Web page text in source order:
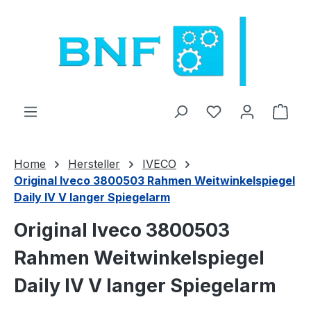
Du hast 0
Home Hersteller
IVECO
Original Iveco 3800503 Rahmen Weitwinkelspiegel
Daily IV V langer Spiegelarm
Original Iveco 3800503
Rahmen Weitwinkelspiegel
Daily IV V langer Spiegelarm